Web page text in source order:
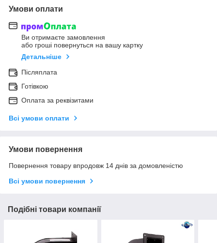
Умови оплати
Ви отримаєте замовлення
або гроші повернуться на вашу картку
Детальніше
Післяплата
Готівкою
Оплата за реквізитами
Всі умови оплати
Умови повернення
Повернення товару впродовж 14 днів за домовленістю
Всі умови повернення
Подібні товари компанії